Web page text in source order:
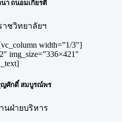
า ถนอมเกียรติ
าชวิทยาลัยฯ
width=”1/3″]
img_size=”336×421″
ญศักดิ์ สมบูรณ์พร
นฝ่ายบริหาร